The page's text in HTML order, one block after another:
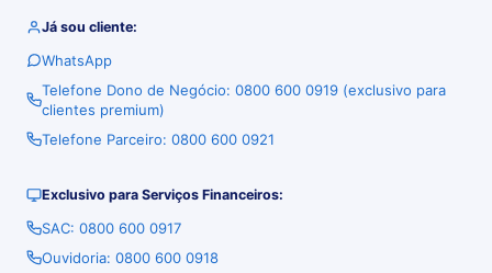
Já sou cliente:
WhatsApp
Telefone Dono de Negócio: 0800 600 0919 (exclusivo para
clientes premium)
Telefone Parceiro: 0800 600 0921
Exclusivo para Serviços Financeiros:
SAC: 0800 600 0917
Ouvidoria: 0800 600 0918